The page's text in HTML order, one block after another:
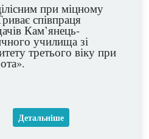
при міцному
співпраця
Кам’янець-
училища зі
третього віку при
Детальніше